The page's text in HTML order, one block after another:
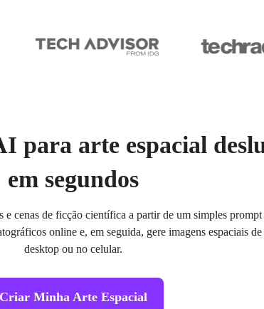
para arte espacial
em segundos
e cenas de ficção científica a partir de um simples
online e, em seguida, gere imagens espaciais
desktop ou no celular.
Criar Minha Arte Espacial